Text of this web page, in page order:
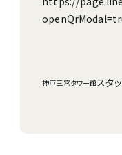
神戸三宮タワー館スタ